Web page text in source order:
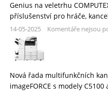
Genius na veletrhu
příslušenství pro hráče,
14-05-2025 Komentáře nejsou
Nová řada multifunkčních
imageFORCE s modely C5100